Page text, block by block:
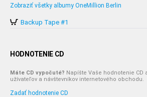
Zobraziť všetky albumy OneMillion Berlin
Backup Tape #1
HODNOTENIE CD
Máte CD vypočuté? Napíšte Vaše hodnotenie CD
užívateľov a návštevníkov internetového obchodu.
Zadať hodnotenie CD